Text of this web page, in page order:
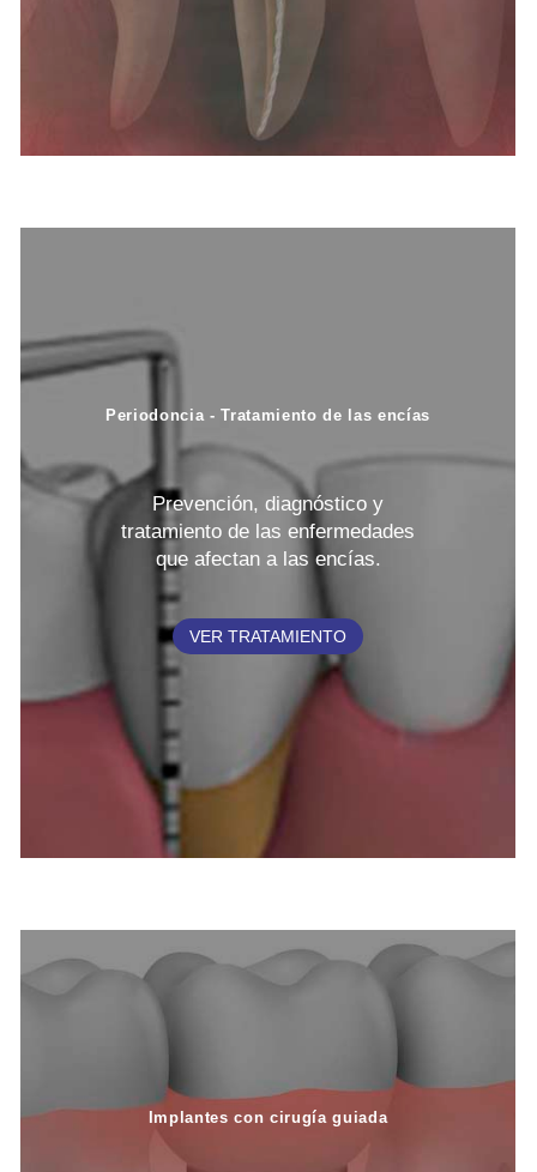
Periodoncia - Tratamiento de las encías
Prevención, diagnóstico y
tratamiento de las enfermedades
que afectan a las encías.
VER TRATAMIENTO
Implantes con cirugía guiada